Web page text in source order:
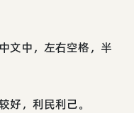
文中，左右空格，半
好，利民利己。